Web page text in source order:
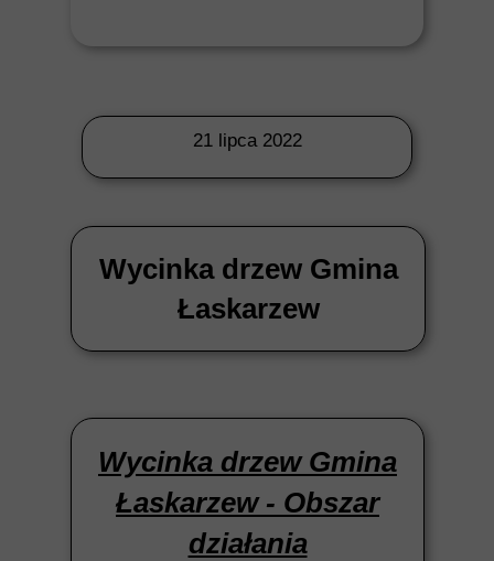
21 lipca 2022
Wycinka drzew Gmina
Łaskarzew
Wycinka drzew Gmina
Łaskarzew - Obszar
działania